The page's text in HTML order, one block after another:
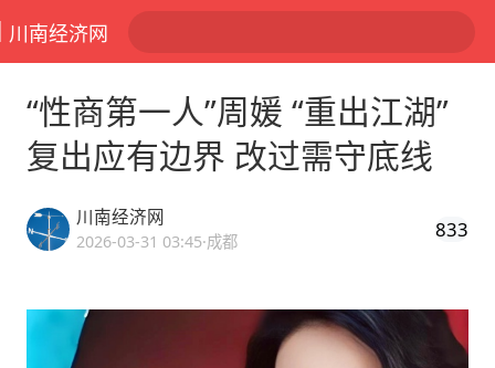
川南经济网
“性商第一人”周媛 “重出江湖”
复出应有边界 改过需守底线
川南经济网
2026-03-31 03:45·成都 833